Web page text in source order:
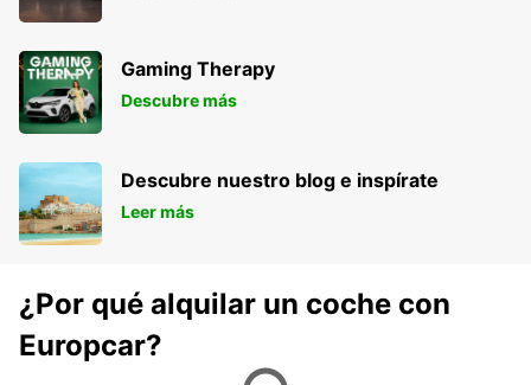
Gaming Therapy
Descubre más
Descubre nuestro blog e inspírate
Leer más
¿Por qué alquilar un coche con
Europcar?